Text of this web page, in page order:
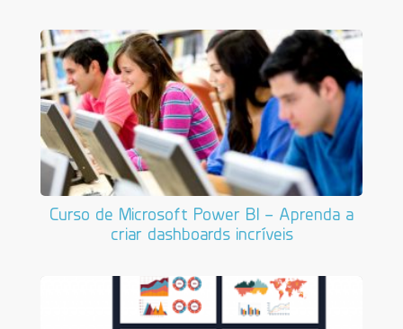
Curso de Microsoft Power BI – Aprenda a
criar dashboards incríveis